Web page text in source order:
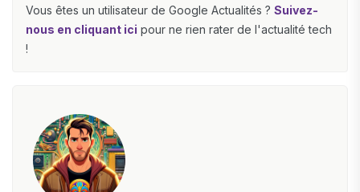
Vous êtes un utilisateur de Google Actualités ? Suivez-
nous en cliquant ici pour ne rien rater de l'actualité tech
!